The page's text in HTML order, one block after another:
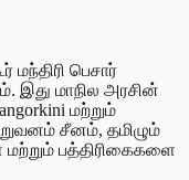
மந்திரி பெசார்
இது மாநில அரசின்
மற்றும்
சீனம், தமிழும்
பத்திரிகைகளை